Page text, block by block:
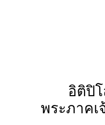
อิติปิ
พระภาคเ